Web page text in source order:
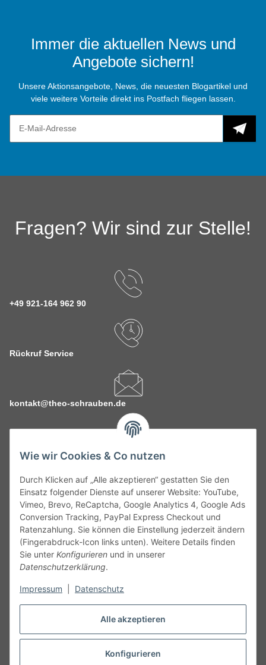
Alle akzeptieren
Konfigurieren
Wie wir Cookies & Co nutzen
Durch Klicken auf „Alle akzeptieren“ gestatten Sie den
Einsatz folgender Dienste auf unserer Website: YouTube,
Vimeo, Brevo, ReCaptcha, Google Analytics 4, Google Ads
Conversion Tracking, PayPal Express Checkout und
Ratenzahlung. Sie können die Einstellung jederzeit ändern
(Fingerabdruck-Icon links unten). Weitere Details finden
Sie unter Konfigurieren und in unserer
Datenschutzerklärung.
Impressum Datenschutz
Immer die aktuellen News und
Angebote sichern!
Unsere Aktionsangebote, News, die neuesten Blogartikel und
viele weitere Vorteile direkt ins Postfach fliegen lassen.
Fragen? Wir sind zur Stelle!
+49 921-164 962 90
Rückruf Service
kontakt@theo-schrauben.de
Service
Gesetzliche Informationen
Alle technischen Angaben ohne Gewähr. Irrtümer und fehlerhafte
Angaben vorbehalten. Wenn Sie Datenblätter oder spezielle
unseren Kundenservice. Abbildungen der Artikel können
Vertrag widerrufen